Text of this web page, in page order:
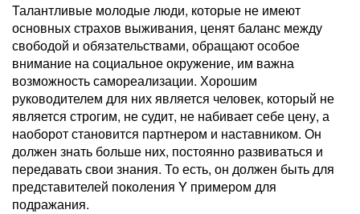
Талантливые молодые люди, которые не имеют
основных страхов выживания, ценят баланс между
свободой и обязательствами, обращают особое
внимание на социальное окружение, им важна
возможность самореализации. Хорошим
руководителем для них является человек, который не
является строгим, не судит, не набивает себе цену, а
наоборот становится партнером и наставником. Он
должен знать больше них, постоянно развиваться и
передавать свои знания. То есть, он должен быть для
представителей поколения Y примером для
подражания.